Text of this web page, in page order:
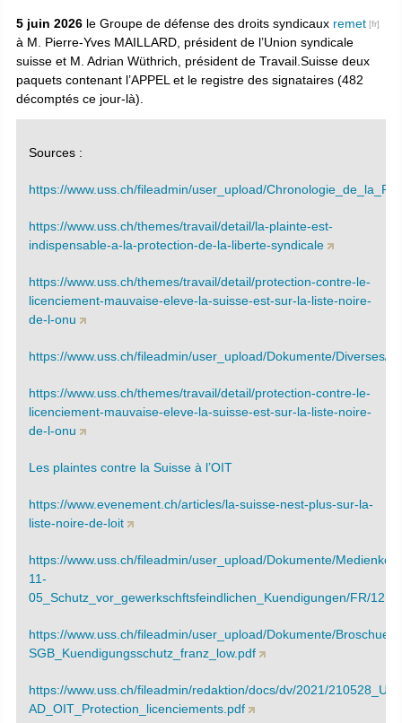
5 juin 2026 le Groupe de défense des droits syndicaux remet
à M. Pierre-Yves MAILLARD, président de l’Union syndicale
suisse et M. Adrian Wüthrich, président de Travail.Suisse deux
paquets contenant l’APPEL et le registre des signataires (482
décomptés ce jour-là).
Sources :
https://www.uss.ch/fileadmin/user_upload/
https://www.uss.ch/themes/travail/detail/la-plainte-est-
indispensable-a-la-protection-de-la-liberte-syndicale
https://www.uss.ch/themes/travail/detail/protection-contre-le-
licenciement-mauvaise-eleve-la-suisse-est-sur-la-liste-noire-
de-l-onu
https://www.uss.ch/fileadmin/user_upload/Dokumente/Diverses/
https://www.uss.ch/themes/travail/detail/protection-contre-le-
licenciement-mauvaise-eleve-la-suisse-est-sur-la-liste-noire-
de-l-onu
Les plaintes contre la Suisse à l’OIT
https://www.evenement.ch/articles/la-suisse-nest-plus-sur-la-
liste-noire-de-loit
https://www.uss.ch/fileadmin/user_upload/Dokumente/
11-
05_Schutz_vor_gewerkschftsfeindlichen_Kuendigungen/FR/
https://www.uss.ch/fileadmin/user_upload/Dokumente/
SGB_Kuendigungsschutz_franz_low.pdf
https://www.uss.ch/fileadmin/redaktion/docs/dv/2021/
AD_OIT_Protection_licenciements.pdf